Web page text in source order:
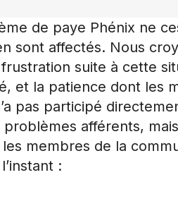
de paye Phénix ne
sont affectés. Nous
suite à cette
et la patience dont les
pas participé
afférents,
membres de la
: